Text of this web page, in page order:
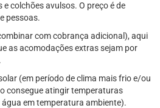
colchões avulsos. O preço é de
pessoas.
com cobrança adicional), aqui
as acomodações extras sejam por
(em período de clima mais frio e/ou
consegue atingir temperaturas
em temperatura ambiente).